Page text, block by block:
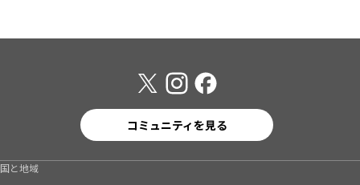
コミュニティを見る
国と地域